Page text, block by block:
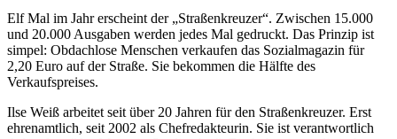
Elf Mal im Jahr erscheint der „Straßenkreuzer“. Zwischen 15.000
und 20.000 Ausgaben werden jedes Mal gedruckt. Das Prinzip ist
simpel: Obdachlose Menschen verkaufen das Sozialmagazin für
2,20 Euro auf der Straße. Sie bekommen die Hälfte des
Verkaufspreises.
Ilse Weiß arbeitet seit über 20 Jahren für den Straßenkreuzer. Erst
ehrenamtlich, seit 2002 als Chefredakteurin. Sie ist verantwortlich